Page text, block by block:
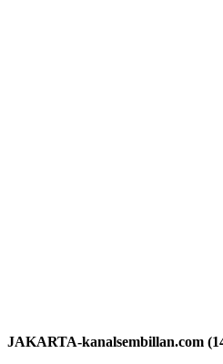
JAKARTA-kanalsembillan.com